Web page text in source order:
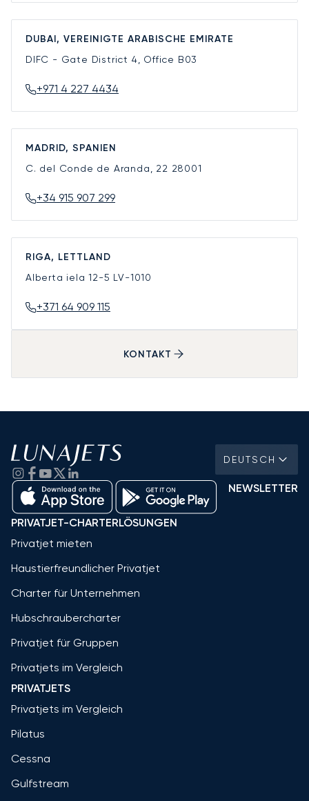
DUBAI, VEREINIGTE ARABISCHE EMIRATE
DIFC - Gate District 4, Office B03
+971 4 227 4434
MADRID, SPANIEN
C. del Conde de Aranda, 22 28001
+34 915 907 299
RIGA, LETTLAND
Alberta iela 12-5 LV-1010
+371 64 909 115
KONTAKT
DEUTSCH
NEWSLETTER
PRIVATJET-CHARTERLÖSUNGEN
Privatjet mieten
Haustierfreundlicher Privatjet
Charter für Unternehmen
Hubschraubercharter
Privatjet für Gruppen
Privatjets im Vergleich
PRIVATJETS
Privatjets im Vergleich
Pilatus
Cessna
Gulfstream